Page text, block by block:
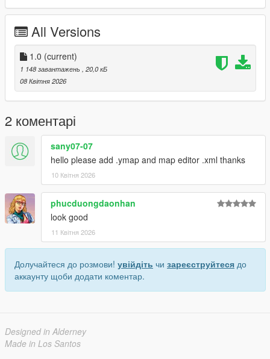
All Versions
1.0 (current)
1 148 завантажень
, 20,0 кБ
08 Квітня 2026
2 коментарі
sany07-07
hello please add .ymap and map editor .xml thanks
10 Квітня 2026
phucduongdaonhan
look good
11 Квітня 2026
Долучайтеся до розмови! увійдіть чи зареєструйтеся до
аккаунту щоби додати коментар.
Designed in Alderney
Made in Los Santos